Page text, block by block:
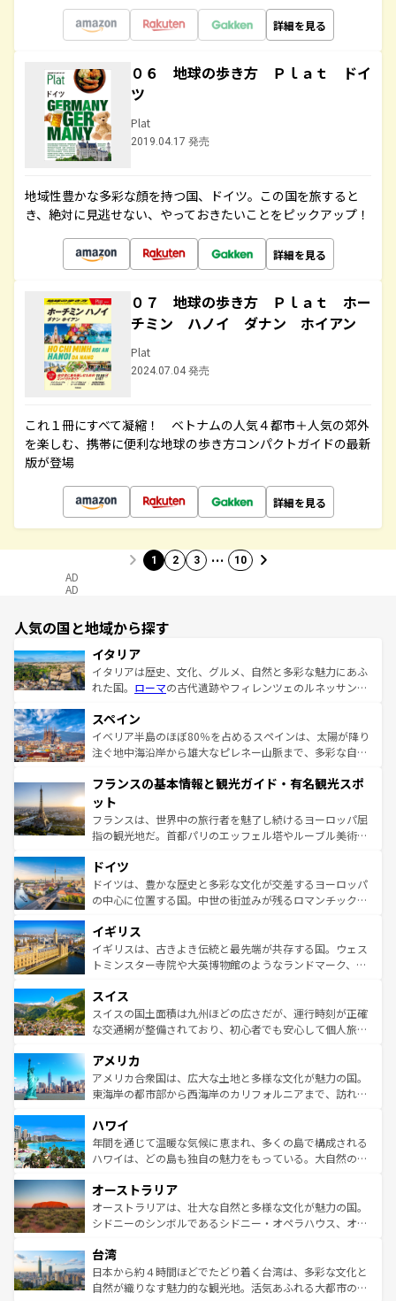
詳細を見る
０６ 地球の歩き方 Ｐｌａｔ ドイ
ツ
Plat
2019.04.17 発売
地域性豊かな多彩な顔を持つ国、ドイツ。この国を旅すると
き、絶対に見逃せない、やっておきたいことをピックアップ！
詳細を見る
０７ 地球の歩き方 Ｐｌａｔ ホー
チミン ハノイ ダナン ホイアン
Plat
2024.07.04 発売
これ１冊にすべて凝縮！ ベトナムの人気４都市＋人気の郊外
を楽しむ、携帯に便利な地球の歩き方コンパクトガイドの最新
版が登場
詳細を見る
1 2 3 … 10
AD
AD
人気の国と地域から探す
イタリア
イタリアは歴史、文化、グルメ、自然と多彩な魅力にあふ
れた国。 ローマの古代遺跡やフィレンツェのルネッサンス
ろん、トスカーナの美しい田園風景やアマルフィ海岸の絶
景など、自然景観も見逃せない。観光の合間には、本場の
ピザやパスタなど、絶品のイタリア料理を堪能することも
ませてくれるイタリアで、忘れられない旅をしてみよう！
なお、新着のイタリア情報は
しい。
スペイン
イベリア半島のほぼ80％を占めるスペインは、太陽が降り
注ぐ地中海沿岸から雄大なピレネー山脈まで、多彩な自然
文化が根付くこの国では、情熱的なフラメンコ、熱気あふ
れる闘牛、そして美味しいタパスが生活の一部となってい
る。首都マドリードの洗練された雰囲気や、バルセロナの
アートに溢れた街角から、地方では古代ローマ遺跡や中世
せる。地方によって風土や気候が異なるスペインはその個
性で訪れる人を魅了する。 なお、新着のスペイン情報は コ
ンテンツ一覧を参照してほしい。
フランスの基本情報と観光ガイド・有名観光スポ
ット
フランスは、世界中の旅行者を魅了し続けるヨーロッパ屈
指の観光地だ。首都パリのエッフェル塔やルーブル美術館
で、幅広い魅力が詰まっている。華麗な宮殿、歴史的な大
聖堂、美しいビーチ、そして豊かな自然が、訪れる者を心
から魅了する。また、フランスは美食の国としても知ら
いる。シャンパンの発祥地であるランス、プロヴァンスの
香り高いラベンダー畑など、多彩な楽しみ方が可能だ。さ
らに、パリ以外の地域にも魅力が溢れており、どの街角に
れる地方に足を運ぶとそれぞれで全く異なる文化を体験で
きるだろう。 なお、新着のフランス情報はコンテンツ一覧
を参照してほしい。
ドイツ
ドイツは、豊かな歴史と多彩な文化が交差するヨーロッパ
の中心に位置する国。中世の街並みが残るロマンチック街
顔を持つこの国は、どこを歩いても飽きることがない。ベ
ルリンの文化的活気、バイエルン州のアルプスの絶景、そ
してライン川沿いのワイン畑といった風景は必見。ビール
は、お酒好きな人にはぜひ体験してほしい。 なお、新着の
ドイツ情報はコンテンツ一覧を参照してほしい。
イギリス
イギリスは、古きよき伝統と最先端が共存する国。ウェス
トミンスター寺院や大英博物館のようなランドマーク、歴
リアごとに異なる魅力がある。また、優雅なアフタヌーン
ティー、ビール好きにはたまらない英国パブ、サッカー観
戦など、本場だからこそできる体験も豊富。イギリスを旅
ンツ一覧を参照してほしい。
スイス
スイスの国土面積は九州ほどの広さだが、運行時刻が正確
な交通網が整備されており、初心者でも安心して個人旅行
の建物がそのまま残る町や、スイスならではのユニークな
博物館もあり、アルプス観光だけでなく町歩きも満喫する
ことができる。国民の所得が高いため物価も高いが、旅行
ば市内交通費無料で観光を楽しむこともできる。 なお、新
着のスイス情報はコンテンツ一覧 を参照してほしい。
アメリカ
アメリカ合衆国は、広大な土地と多様な文化が魅力の国。
東海岸の都市部から西海岸のカリフォルニアまで、訪れる
のような巨大都市は、観光、ショッピング、エンターテイ
ンメントが詰まった刺激的なスポットだ。一方、アメリカ
西部には大自然が広がり、グランドキャニオンやイエロー
部のニューオーリンズでは、音楽と美食が融合した独特の
文化が魅力。旅行者はアメリカの各地域で異なる魅力を楽
しみながら、その多様性と豊かな歴史を感じることができ
ならではの贅沢な旅のスタイルだ。 なお、新着のアメリカ
情報はコンテンツ一覧を参照してほしい。
ハワイ
年間を通じて温暖な気候に恵まれ、多くの島で構成される
ハワイは、どの島も独自の魅力をもっている。大自然の神
ワイ島は見逃せない。また、定番の観光地といえばオアフ
島だが、静かな自然を求めるならマウイ島やカウアイ島が
おすすめ。エメラルドグリーンに輝く海をはじめ、豊かな
れるおもてなしの心で訪れる人々を迎えてくれるハワイの
人々、おいしいローカルフードやハワイアンミュージッ
ク、伝統的なフラダンスなど、すべてがハワイの魅力を彩
オーストラリア
オーストラリアは、壮大な自然と多様な文化が魅力の国。
シドニーのシンボルであるシドニー・オペラハウス、オー
リアリーフや大陸中央部にそびえるウルル（エアーズロッ
ク）、タスマニアの美しい原生林やケアンズの熱帯雨林な
ど、見どころがたくさん。また、カフェやワイン、オージ
台湾
日本から約４時間ほどでたどり着く台湾は、多彩な文化と
自然が織りなす魅力的な観光地。活気あふれる大都市の台